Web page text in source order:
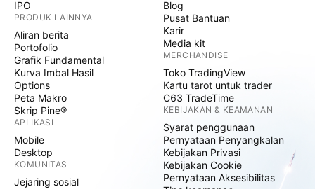
IPO
PRODUK LAINNYA
Aliran berita
Portofolio
Grafik Fundamental
Kurva Imbal Hasil
Options
Peta Makro
Skrip Pine®
APLIKASI
Mobile
Desktop
KOMUNITAS
Jejaring sosial
Blog
Pusat Bantuan
Karir
Media kit
MERCHANDISE
Toko TradingView
Kartu tarot untuk trader
C63 TradeTime
KEBIJAKAN & KEAMANAN
Syarat penggunaan
Pernyataan Penyangkalan
Kebijakan Privasi
Kebijakan Cookie
Pernyataan Aksesibilitas